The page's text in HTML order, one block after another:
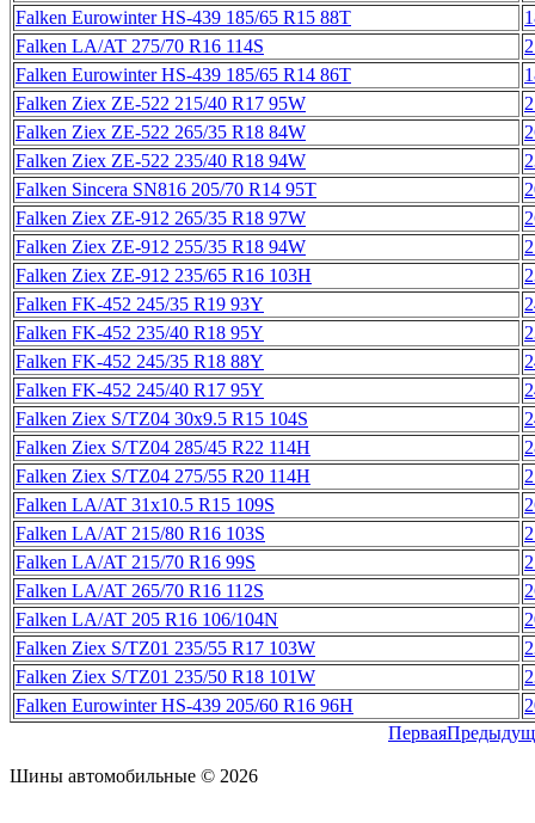
Falken Eurowinter HS-439 185/65 R15 88T
Falken LA/AT 275/70 R16 114S
Falken Eurowinter HS-439 185/65 R14 86T
Falken Ziex ZE-522 215/40 R17 95W
Falken Ziex ZE-522 265/35 R18 84W
Falken Ziex ZE-522 235/40 R18 94W
Falken Sincera SN816 205/70 R14 95T
Falken Ziex ZE-912 265/35 R18 97W
Falken Ziex ZE-912 255/35 R18 94W
Falken Ziex ZE-912 235/65 R16 103H
Falken FK-452 245/35 R19 93Y
Falken FK-452 235/40 R18 95Y
Falken FK-452 245/35 R18 88Y
Falken FK-452 245/40 R17 95Y
Falken Ziex S/TZ04 30x9.5 R15 104S
Falken Ziex S/TZ04 285/45 R22 114H
Falken Ziex S/TZ04 275/55 R20 114H
Falken LA/AT 31x10.5 R15 109S
Falken LA/AT 215/80 R16 103S
Falken LA/AT 215/70 R16 99S
Falken LA/AT 265/70 R16 112S
Falken LA/AT 205 R16 106/104N
Falken Ziex S/TZ01 235/55 R17 103W
Falken Ziex S/TZ01 235/50 R18 101W
Falken Eurowinter HS-439 205/60 R16 96H
Первая
Шины автомобильные © 2026